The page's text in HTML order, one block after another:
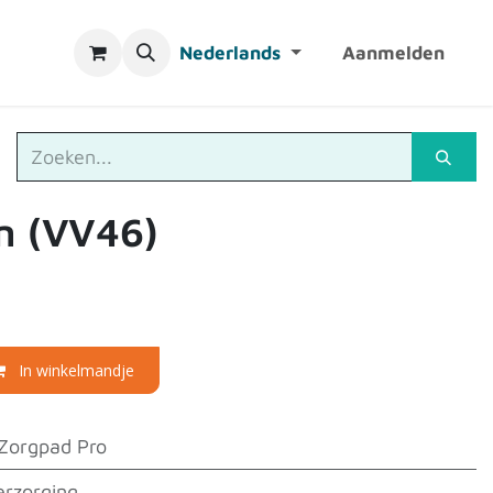
Nederlands Aanmelden
(VV46)
In winkelmandje
Pro